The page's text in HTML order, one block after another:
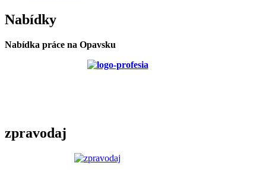
Nabídky
Nabídka práce na Opavsku
zpravodaj